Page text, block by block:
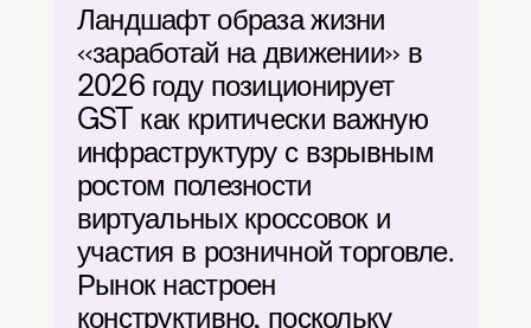
Ландшафт образа жизни
«заработай на движении» в
2026 году позиционирует
GST как критически важную
инфраструктуру с взрывным
ростом полезности
виртуальных кроссовок и
участия в розничной торговле.
Рынок настроен
конструктивно, поскольку